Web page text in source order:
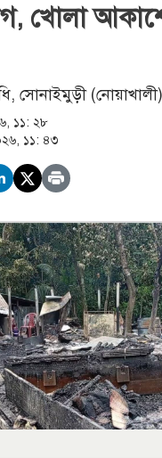
খোলা
সোনাইমুড়ী (নোয়াখালী)
১১: ২৮
১১: ৪৩